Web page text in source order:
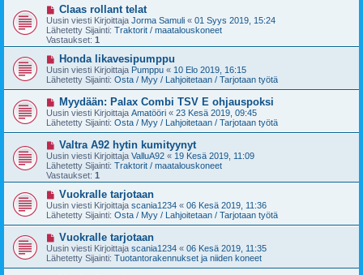
e
s
t
U
u
s
i
v
e
s
t
Claas rollant telat
Uusin viesti Kirjoittaja Jorma Samuli « 01 Syys 2019, 15:24
Lähetetty Sijainti: Traktorit / maatalouskoneet
Vastaukset: 1
U
u
s
i
v
e
s
t
Honda likavesipumppu
Uusin viesti Kirjoittaja Pumppu « 10 Elo 2019, 16:15
Lähetetty Sijainti: Osta / Myy / Lahjoitetaan / Tarjotaan työtä
U
u
s
i
v
e
s
t
Myydään: Palax Combi TSV E ohjauspoksi
Uusin viesti Kirjoittaja Amatööri « 23 Kesä 2019, 09:45
Lähetetty Sijainti: Osta / Myy / Lahjoitetaan / Tarjotaan työtä
U
u
s
i
v
s
t
Valtra A92 hytin kumityynyt
Uusin viesti Kirjoittaja ValluA92 « 19 Kesä 2019, 11:09
Lähetetty Sijainti: Traktorit / maatalouskoneet
Vastaukset: 1
U
u
s
i
v
e
s
t
Vuokralle tarjotaan
Uusin viesti Kirjoittaja scania1234 « 06 Kesä 2019, 11:36
Lähetetty Sijainti: Osta / Myy / Lahjoitetaan / Tarjotaan työtä
U
u
s
i
Vuokralle tarjotaan
Uusin viesti Kirjoittaja scania1234 « 06 Kesä 2019, 11:35
Lähetetty Sijainti: Tuotantorakennukset ja niiden koneet